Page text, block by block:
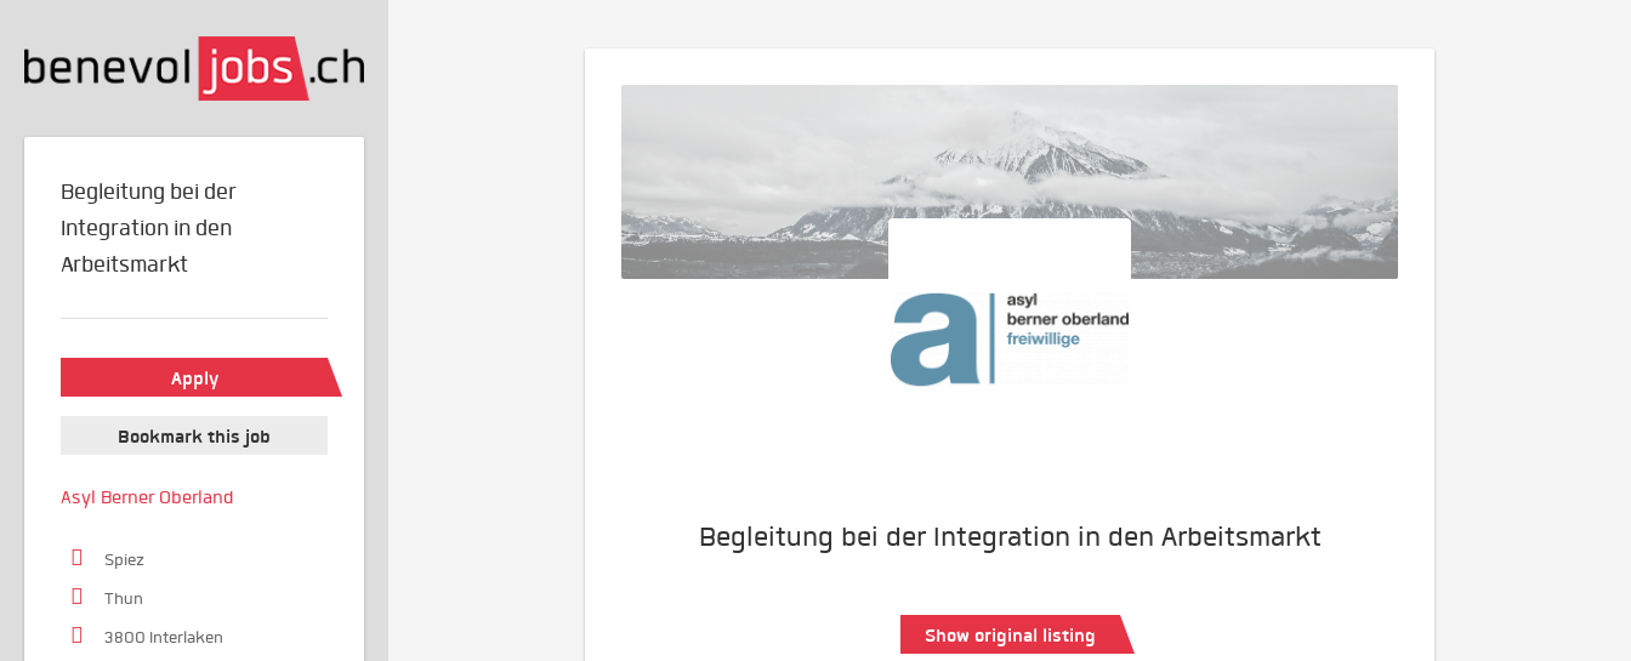
Begleitung bei der Integration in den Arbeitsmarkt
Show original listing
Begleitung bei der
Integration in den
Arbeitsmarkt
Apply
Bookmark this job
Asyl Berner Oberland
Spiez
Thun
3800 Interlaken